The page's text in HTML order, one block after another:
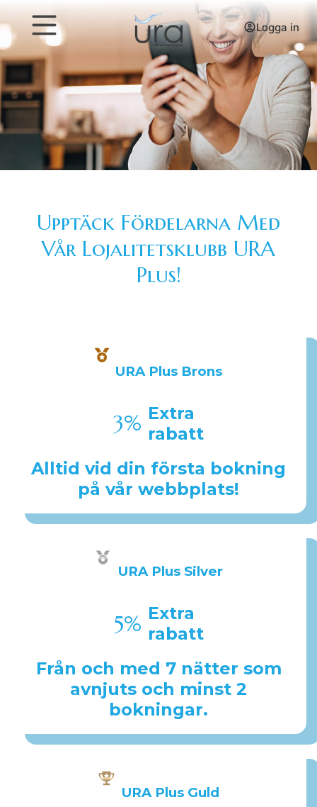
Logga in
Upptäck Fördelarna Med
Vår Lojalitetsklubb URA
Plus!
URA Plus Brons
3% Extra
rabatt
Alltid vid din första bokning
på vår webbplats!
URA Plus Silver
5% Extra
rabatt
Från och med 7 nätter som
avnjuts och minst 2
bokningar.
URA Plus Guld